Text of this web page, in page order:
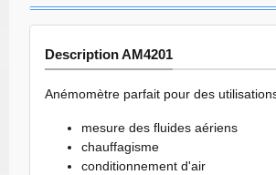
Description AM4201
Anémomètre parfait pour des
mesure des fluides aériens
chauffagisme
conditionnement d'air